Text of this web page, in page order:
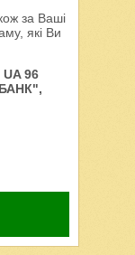
за Ваші
які Ви
96